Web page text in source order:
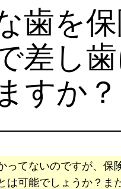
歯を
差し
すか？
ってないのですが、保
は可能でしょうか？ま